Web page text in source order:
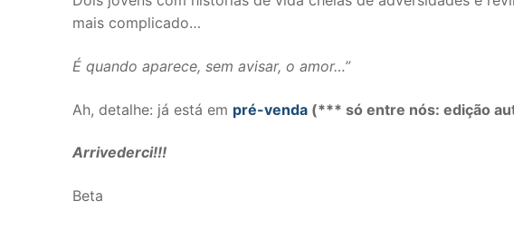
mais complicado…
É quando aparece, sem avisar, o amor…”
Ah, detalhe: já está em pré-venda (*** só entre nós: edição
Arrivederci!!!
Beta